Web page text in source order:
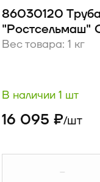
86030120
"Ростсельмаш"
Вес товара: 1 кг
В наличии 1 шт
16 095 ₽/шт